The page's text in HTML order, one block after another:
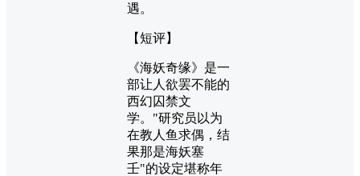
遇。
【短评】
《海妖奇缘》是一
部让人欲罢不能的
西幻囚禁文
学。"研究员以为
在教人鱼求偶，结
果那是海妖塞
壬"的设定堪称年